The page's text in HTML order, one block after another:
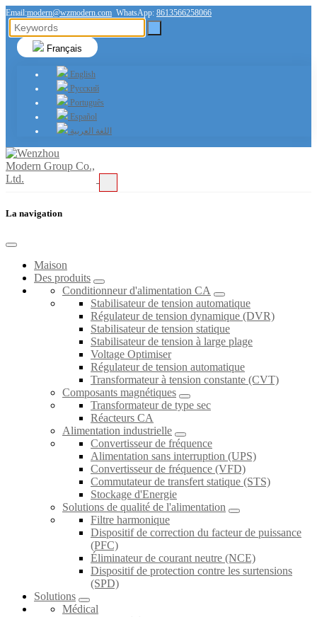
Email:modern@wzmodern.com WhatsApp: 8613566258066
Français
English
Русский
Português
Español
اللغة العربية
La navigation
Maison
Des produits
Conditionneur d'alimentation CA
Stabilisateur de tension automatique
Régulateur de tension dynamique (DVR)
Stabilisateur de tension statique
Stabilisateur de tension à large plage
Voltage Optimiser
Régulateur de tension automatique
Transformateur à tension constante (CVT)
Composants magnétiques
Transformateur de type sec
Réacteurs CA
Alimentation industrielle
Convertisseur de fréquence
Alimentation sans interruption (UPS)
Convertisseur de fréquence (VFD)
Commutateur de transfert statique (STS)
Stockage d'Energie
Solutions de qualité de l'alimentation
Filtre harmonique
Dispositif de correction du facteur de puissance
(PFC)
Éliminateur de courant neutre (NCE)
Dispositif de protection contre les surtensions
(SPD)
Solutions
Médical